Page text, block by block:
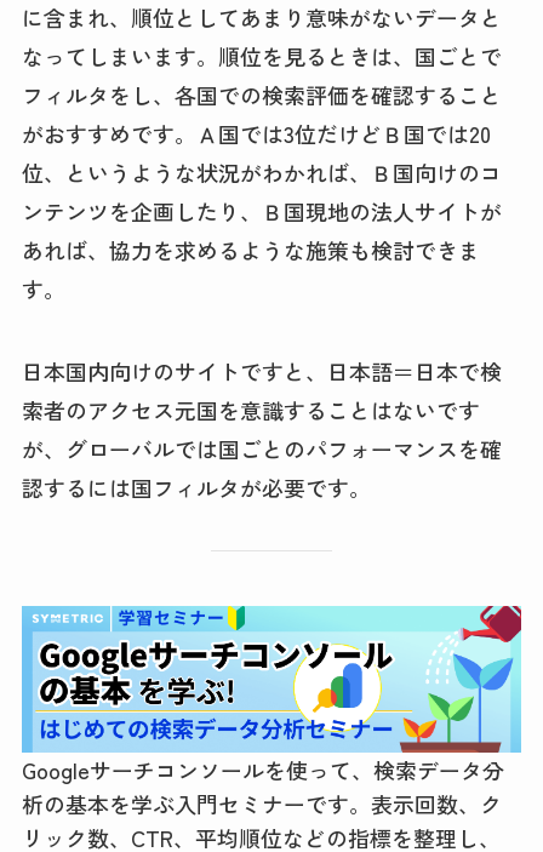
に含まれ、順位としてあまり意味がないデータと
なってしまいます。順位を見るときは、国ごとで
フィルタをし、各国での検索評価を確認すること
がおすすめです。Ａ国では3位だけどＢ国では20
位、というような状況がわかれば、Ｂ国向けのコ
ンテンツを企画したり、Ｂ国現地の法人サイトが
あれば、協力を求めるような施策も検討できま
す。
日本国内向けのサイトですと、日本語＝日本で検
索者のアクセス元国を意識することはないです
が、グローバルでは国ごとのパフォーマンスを確
認するには国フィルタが必要です。
Googleサーチコンソールを使って、検索データ分
析の基本を学ぶ入門セミナーです。表示回数、ク
リック数、CTR、平均順位などの指標を整理し、